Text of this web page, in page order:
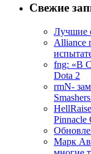
Свежие
Лучшие
Alliance
fng: «В
Dota 2
rmN-
Pinnacle
Марк